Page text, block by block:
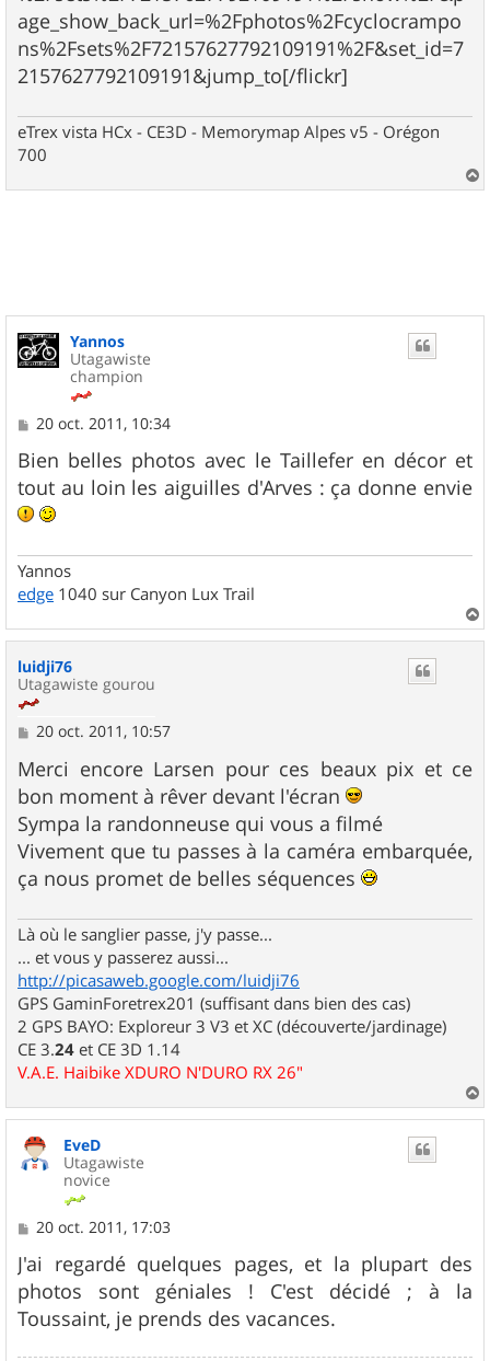
age_show_back_url=%2Fphotos%2Fcyclocrampo
ns%2Fsets%2F72157627792109191%2F&set_id=7
2157627792109191&jump_to[/flickr]
eTrex vista HCx - CE3D - Memorymap Alpes v5 - Orégon
700
a
Yannos
Utagawiste
champion
M
s
s
a
g
e
20 oct. 2011, 10:34
Bien belles photos avec le Taillefer en décor et
tout au loin les aiguilles d'Arves : ça donne envie
Yannos
edge 1040 sur Canyon Lux Trail
a
luidji76
Utagawiste gourou
M
s
s
a
g
e
20 oct. 2011, 10:57
Merci encore Larsen pour ces beaux pix et ce
bon moment à rêver devant l'écran
Sympa la randonneuse qui vous a filmé
Vivement que tu passes à la caméra embarquée,
ça nous promet de belles séquences
Là où le sanglier passe, j'y passe...
... et vous y passerez aussi...
http://picasaweb.google.com/luidji76
GPS GaminForetrex201 (suffisant dans bien des cas)
2 GPS BAYO: Exploreur 3 V3 et XC (découverte/jardinage)
CE 3.24 et CE 3D 1.14
V.A.E. Haibike XDURO N'DURO RX 26"
a
EveD
Utagawiste
novice
M
s
s
a
g
e
20 oct. 2011, 17:03
J'ai regardé quelques pages, et la plupart des
photos sont géniales ! C'est décidé ; à la
Toussaint, je prends des vacances.